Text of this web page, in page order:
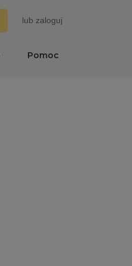
lub zaloguj
Pomoc